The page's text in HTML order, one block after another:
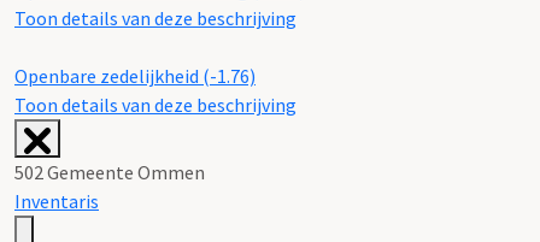
Toon details van deze beschrijving
Openbare zedelijkheid (-1.76)
Toon details van deze beschrijving
502 Gemeente Ommen
Inventaris